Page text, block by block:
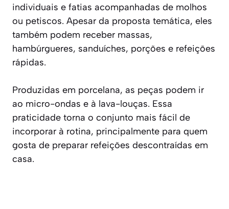
individuais e fatias acompanhadas de molhos
ou petiscos. Apesar da proposta temática, eles
também podem receber massas,
hambúrgueres, sanduíches, porções e refeições
rápidas.
Produzidas em porcelana, as peças podem ir
ao micro-ondas e à lava-louças. Essa
praticidade torna o conjunto mais fácil de
incorporar à rotina, principalmente para quem
gosta de preparar refeições descontraídas em
casa.